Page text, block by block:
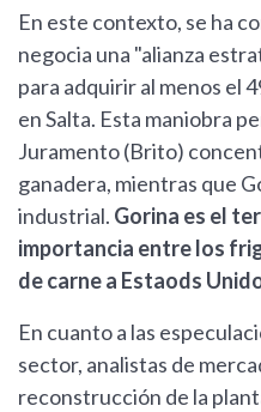
En este contexto, se ha
negocia una "alianza
para adquirir al menos el
en Salta. Esta maniobra
Juramento (Brito)
ganadera, mientras que
industrial. Gorina es el
importancia entre los
de carne a Estaods
En cuanto a las
sector, analistas de
reconstrucción de la